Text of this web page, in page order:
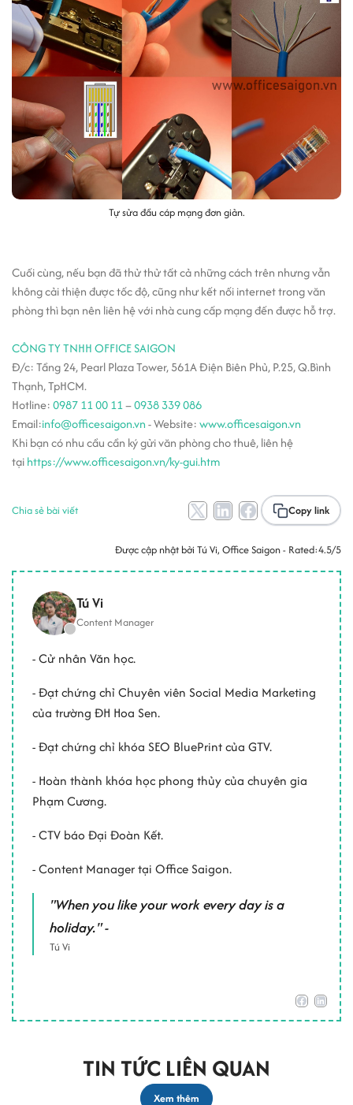
Tự sửa đầu cáp mạng đơn giản.
Cuối cùng, nếu bạn đã thử thử tất cả những cách trên nhưng vẫn
không cải thiện được tốc độ, cũng như kết nối internet trong văn
phòng thì bạn nên liên hệ với nhà cung cấp mạng đến được hỗ trợ.
CÔNG TY TNHH OFFICE SAIGON
Đ/c: Tầng 24, Pearl Plaza Tower, 561A Điện Biên Phủ, P.25, Q.Bình
Thạnh, TpHCM.
Hotline:0987 11 00 11–0938 339 086
Email:info@officesaigon.vn- Website:www.officesaigon.vn
Khi bạn có nhu cầu cần ký gửi văn phòng cho thuê, liên hệ
tạihttps://www.officesaigon.vn/ky-gui.htm
Chia sẻ bài viết Copy link
Được cập nhật bởi Tú Vi, Office Saigon - Rated:4.5/5
Tú Vi
Content Manager
- Cử nhân Văn học.
- Đạt chứng chỉ Chuyên viên Social Media Marketing
của trường ĐH Hoa Sen.
- Đạt chứng chỉ khóa SEO BluePrint của GTV.
- Hoàn thành khóa học phong thủy của chuyên gia
Phạm Cương.
- CTV báo Đại Đoàn Kết.
- Content Manager tại Office Saigon.
"When you like your work every day is a
holiday." -
Tú Vi
TIN TỨC LIÊN QUAN
Xem thêm